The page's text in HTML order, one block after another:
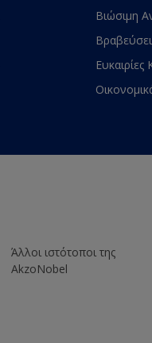
Βιώσιμη
Ευκαιρίες
Άλλοι ιστότοποι της
AkzoNobel